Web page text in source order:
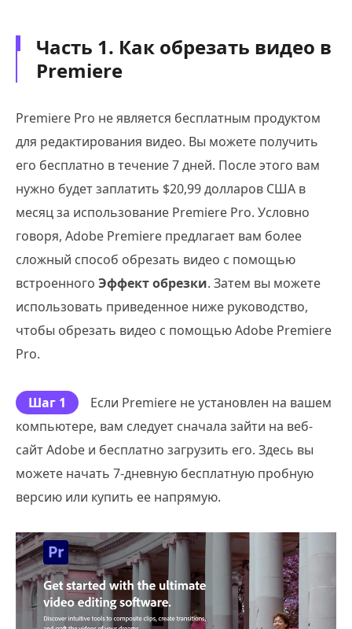
Часть 1. Как обрезать видео в
Premiere
Premiere Pro не является бесплатным продуктом
для редактирования видео. Вы можете получить
его бесплатно в течение 7 дней. После этого вам
нужно будет заплатить $20,99 долларов США в
месяц за использование Premiere Pro. Условно
говоря, Adobe Premiere предлагает вам более
сложный способ обрезать видео с помощью
встроенного Эффект обрезки. Затем вы можете
использовать приведенное ниже руководство,
чтобы обрезать видео с помощью Adobe Premiere
Pro.
Шаг 1
Если Premiere не установлен на вашем
компьютере, вам следует сначала зайти на веб-
сайт Adobe и бесплатно загрузить его. Здесь вы
можете начать 7-дневную бесплатную пробную
версию или купить ее напрямую.